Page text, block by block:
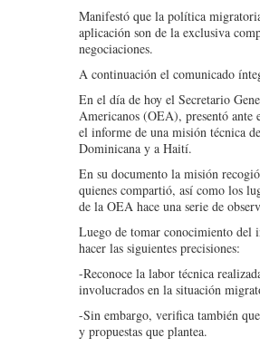
Manifestó que la política
aplicación son de la exclusiva
negociaciones.
A continuación el comunicado
En el día de hoy el Secretario
Americanos (OEA), presentó ante
el informe de una misión técnica
Dominicana y a Haití.
En su documento la misión
quienes compartió, así como los
de la OEA hace una serie de
Luego de tomar conocimiento del
hacer las siguientes precisiones:
-Reconoce la labor técnica
involucrados en la situación
-Sin embargo, verifica también
y propuestas que plantea.